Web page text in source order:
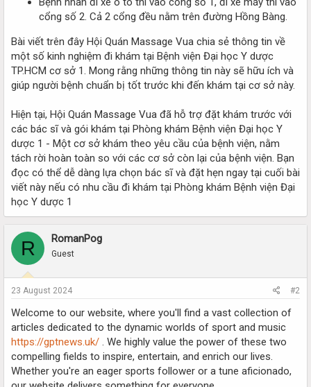
cổng số 2. Cả 2 cổng đều nằm trên đường Hồng Bàng.
Bài viết trên đây Hội Quán Massage Vua chia sẻ thông tin về
một số kinh nghiệm đi khám tại Bệnh viện Đại học Y dược
TP.HCM cơ sở 1. Mong rằng những thông tin này sẽ hữu ích và
giúp người bệnh chuẩn bị tốt trước khi đến khám tại cơ sở này.
Hiện tại, Hội Quán Massage Vua đã hỗ trợ đặt khám trước với
các bác sĩ và gói khám tại Phòng khám Bệnh viện Đại học Y
dược 1 - Một cơ sở khám theo yêu cầu của bệnh viện, nằm
tách rời hoàn toàn so với các cơ sở còn lại của bệnh viện. Bạn
đọc có thể dễ dàng lựa chọn bác sĩ và đặt hẹn ngay tại cuối bài
viết này nếu có nhu cầu đi khám tại Phòng khám Bệnh viện Đại
học Y dược 1
R RomanPog
Guest
23 August 2024 #2
Welcome to our website, where you'll find a vast collection of
articles dedicated to the dynamic worlds of sport and music
https://gptnews.uk/ . We highly value the power of these two
compelling fields to inspire, entertain, and enrich our lives.
Whether you're an eager sports follower or a tune aficionado,